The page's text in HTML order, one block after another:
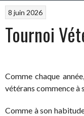
8 juin 2026
Tournoi
Comme chaque
vétérans commence à
Comme à son